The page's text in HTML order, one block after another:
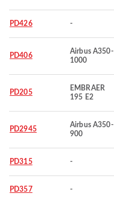
PD426 -
PD406
Airbus A350-
1000
PD205
EMBRAER
195 E2
PD2945
Airbus A350-
900
PD315 -
PD357 -